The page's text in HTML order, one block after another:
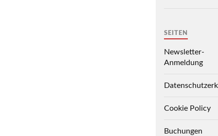
SEITEN
Newsletter-
Anmeldung
Cookie Policy
Buchungen